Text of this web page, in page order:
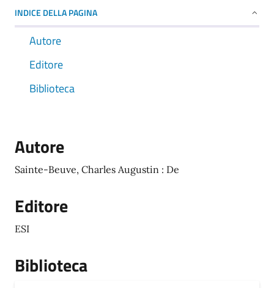
INDICE DELLA PAGINA
Autore
Editore
Biblioteca
Autore
Sainte-Beuve, Charles Augustin : De
Editore
ESI
Biblioteca